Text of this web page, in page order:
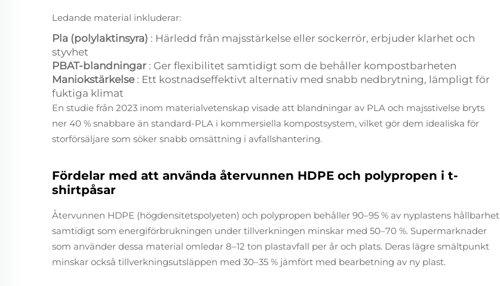
Ledande material inkluderar:
Pla (polylaktinsyra) : Härledd från majsstärkelse eller sockerrör, erbjuder klarhet och
styvhet
PBAT-blandningar : Ger flexibilitet samtidigt som de behåller kompostbarheten
Maniokstärkelse : Ett kostnadseffektivt alternativ med snabb nedbrytning, lämpligt för
fuktiga klimat
En studie från 2023 inom materialvetenskap visade att blandningar av PLA och majsstivelse bryts
ner 40 % snabbare än standard-PLA i kommersiella kompostsystem, vilket gör dem idealiska för
storförsäljare som söker snabb omsättning i avfallshantering.
Fördelar med att använda återvunnen HDPE och polypropen i t-
shirtpåsar
Återvunnen HDPE (högdensitetspolyeten) och polypropen behåller 90–95 % av nyplastens hållbarhet
samtidigt som energiförbrukningen under tillverkningen minskar med 50–70 %. Supermarknader
som använder dessa material omledar 8–12 ton plastavfall per år och plats. Deras lägre smältpunkt
minskar också tillverkningsutsläppen med 30–35 % jämfört med bearbetning av ny plast.